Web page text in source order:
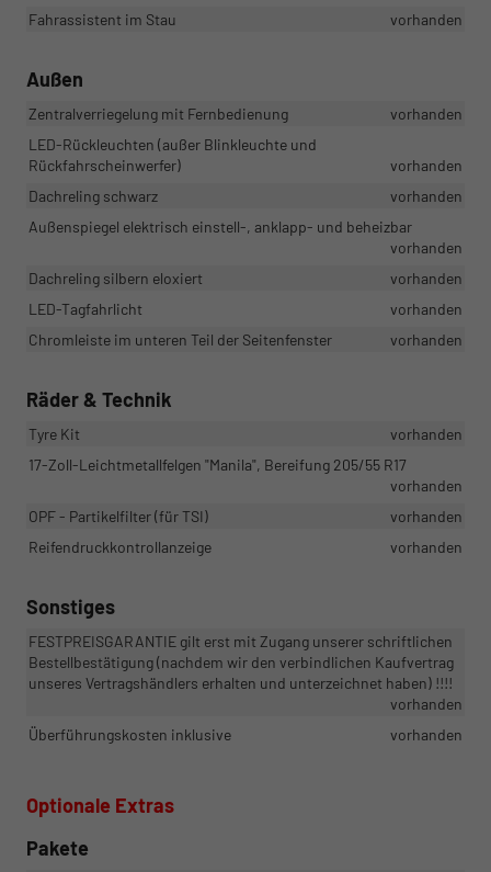
Fahrassistent im Stau
vorhanden
Außen
Zentralverriegelung mit Fernbedienung
vorhanden
LED-Rückleuchten (außer Blinkleuchte und
Rückfahrscheinwerfer)
vorhanden
Dachreling schwarz
vorhanden
Außenspiegel elektrisch einstell-, anklapp- und beheizbar
vorhanden
Dachreling silbern eloxiert
vorhanden
LED-Tagfahrlicht
vorhanden
Chromleiste im unteren Teil der Seitenfenster
vorhanden
Räder & Technik
Tyre Kit
vorhanden
17-Zoll-Leichtmetallfelgen "Manila", Bereifung 205/55 R17
vorhanden
OPF - Partikelfilter (für TSI)
vorhanden
Reifendruckkontrollanzeige
vorhanden
Sonstiges
FESTPREISGARANTIE gilt erst mit Zugang unserer schriftlichen
Bestellbestätigung (nachdem wir den verbindlichen Kaufvertrag
unseres Vertragshändlers erhalten und unterzeichnet haben) !!!!
vorhanden
Überführungskosten inklusive
vorhanden
Optionale Extras
Pakete